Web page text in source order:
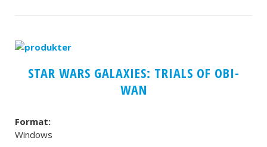
STAR WARS GALAXIES: TRIALS OF OBI-
WAN
Format:
Windows